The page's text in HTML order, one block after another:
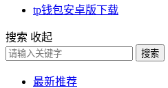
tp钱包安卓版下载
搜索 收起
搜索
最新推荐